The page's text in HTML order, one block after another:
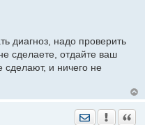
диагноз, надо проверить
сделаете, отдайте ваш
сделают, и ничего не
Отправить